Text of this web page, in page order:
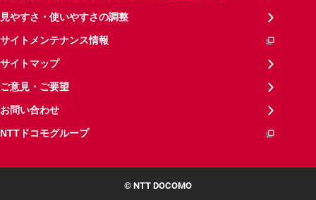
見やすさ・使いやすさの調整
サイトメンテナンス情報
サイトマップ
ご意見・ご要望
お問い合わせ
NTTドコモグループ
© NTT DOCOMO